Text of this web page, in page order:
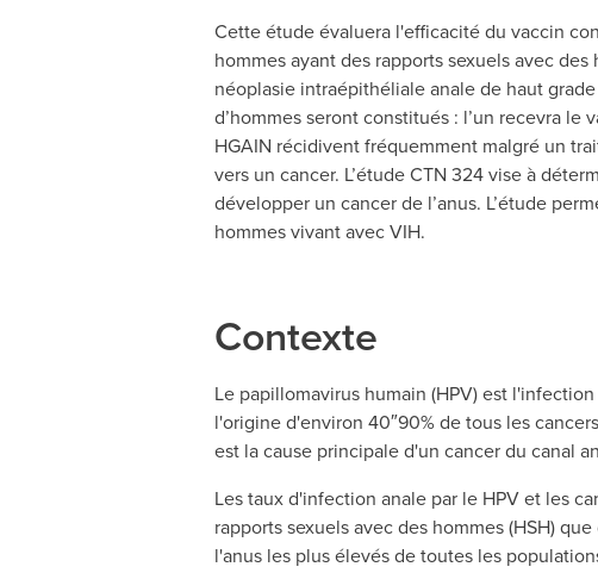
Cette étude évaluera l'efficacité du vaccin
hommes ayant des rapports sexuels avec
néoplasie intraépithéliale anale de haut
d’hommes seront constitués : l’un recevra le
HGAIN récidivent fréquemment malgré un
vers un cancer. L’étude CTN 324 vise à
développer un cancer de l’anus. L’étude
hommes vivant avec VIH.
Contexte
Le papillomavirus humain (HPV) est
l'origine d'environ 40″90% de tous les
est la cause principale d'un cancer du canal
Les taux d'infection anale par le HPV et les
rapports sexuels avec des hommes (HSH)
l'anus les plus élevés de toutes les